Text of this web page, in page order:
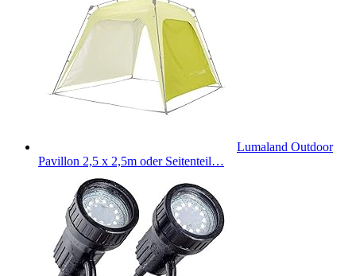
Lumaland Outdoor
Pavillon 2,5 x 2,5m oder Seitenteil…